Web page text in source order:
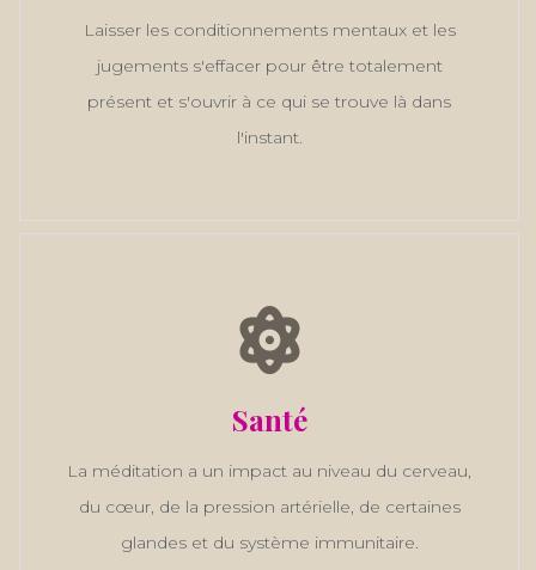
Laisser les conditionnements mentaux et les
jugements s'effacer pour être totalement
présent et s'ouvrir à ce qui se trouve là dans
l'instant.
Santé
La méditation a un impact au niveau du cerveau,
du cœur, de la pression artérielle, de certaines
glandes et du système immunitaire.